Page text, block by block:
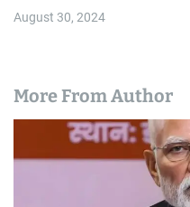
August 30, 2024
More From Author